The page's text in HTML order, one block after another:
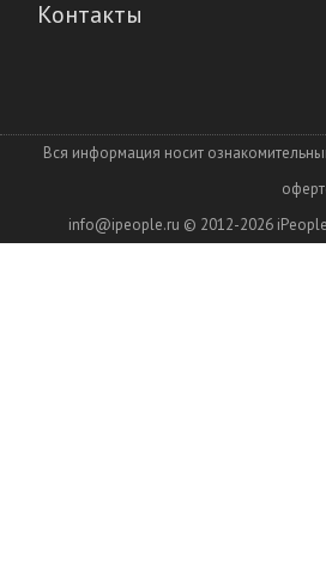
Контакты
Вся информация носит
info@ipeople.ru © 2012-2026